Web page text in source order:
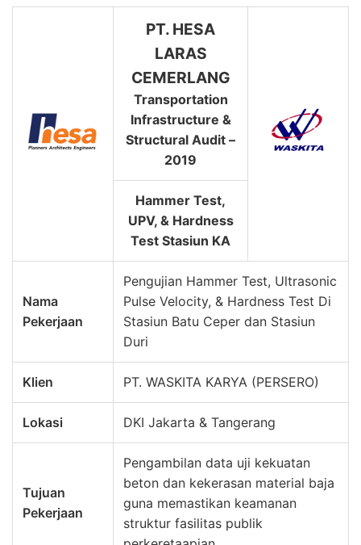
PT. HESA
LARAS
CEMERLANG
Transportation
Infrastructure &
Structural Audit –
2019
Hammer Test,
UPV, & Hardness
Test Stasiun KA
Nama
Pekerjaan
Pengujian Hammer Test, Ultrasonic
Pulse Velocity, & Hardness Test Di
Stasiun Batu Ceper dan Stasiun
Duri
Klien PT. WASKITA KARYA (PERSERO)
Lokasi DKI Jakarta & Tangerang
Tujuan
Pekerjaan
Pengambilan data uji kekuatan
beton dan kekerasan material baja
guna memastikan keamanan
struktur fasilitas publik